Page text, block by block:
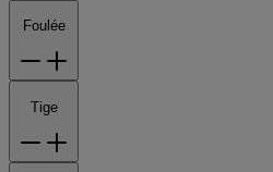
Foulée
Tige